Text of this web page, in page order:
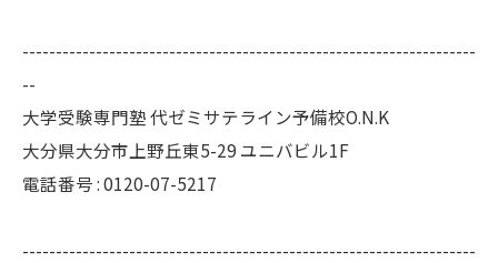
--------------------------------------------------------------------
--
大学受験専門塾 代ゼミサテライン予備校O.N.K
大分県大分市上野丘東5-29 ユニバビル1F
電話番号 : 0120-07-5217
--------------------------------------------------------------------